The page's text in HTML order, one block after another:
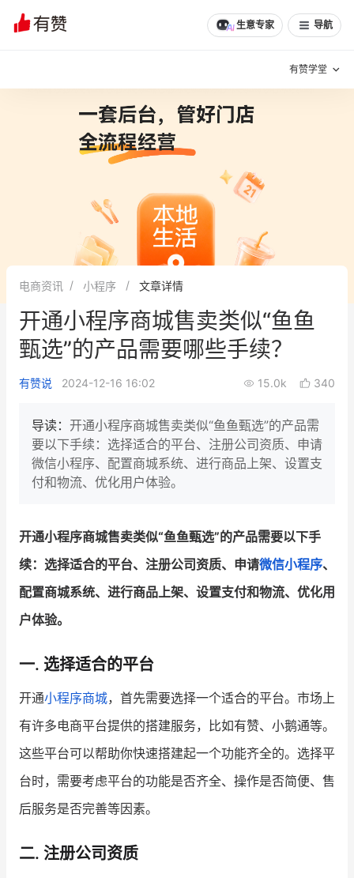
生意专家 导航
有赞学堂
增长方法
有赞专家说
新零售最佳实践
面对面聊增长
新零售大会 新零售茶会
增长产品指南
智库 产品场景库
行业洞察
品牌消费观 行业报告
新零售资讯
培训课程
私域课程 新零售内参
增长俱乐部
增长俱乐部 有赞商盟
商家社区
合作共进
电商资讯 小程序 文章详情
开通小程序商城售卖类似“鱼鱼
甄选”的产品需要哪些手续？
有赞说 2024-12-16 16:02 15.0k 340
导读： 开通小程序商城售卖类似“鱼鱼甄选”的产品需
要以下手续：选择适合的平台、注册公司资质、申请
微信小程序、配置商城系统、进行商品上架、设置支
付和物流、优化用户体验。
开通小程序商城售卖类似“鱼鱼甄选”的产品需要以下手
续：选择适合的平台、注册公司资质、申请微信小程序、
配置商城系统、进行商品上架、设置支付和物流、优化用
户体验。
一. 选择适合的平台
开通小程序商城，首先需要选择一个适合的平台。市场上
有许多电商平台提供的搭建服务，比如有赞、小鹅通等。
这些平台可以帮助你快速搭建起一个功能齐全的。选择平
台时，需要考虑平台的功能是否齐全、操作是否简便、售
后服务是否完善等因素。
二. 注册公司资质